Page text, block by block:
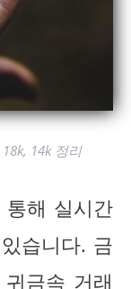
14k 정리
해 실시간
습니다. 금
금속 거래